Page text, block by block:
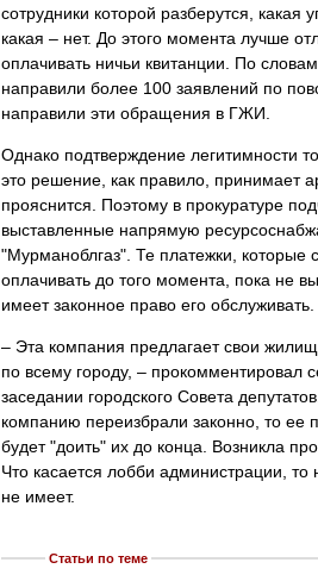
сотрудники которой разберутся,
какая – нет. До этого момента лучше
оплачивать ничьи квитанции. По
направили более 100 заявлений по
направили эти обращения в ГЖИ.
Однако подтверждение легитимности
это решение, как правило, принимает
прояснится. Поэтому в прокуратуре
выставленные напрямую
"Мурманоблгаз". Те платежки, которые
оплачивать до того момента, пока не
имеет законное право его обслуживать.
– Эта компания предлагает свои
по всему городу, – прокомментировал
заседании городского Совета
компанию переизбрали законно, то ее
будет "доить" их до конца. Возникла
Что касается лобби администрации,
не имеет.
Статьи по теме